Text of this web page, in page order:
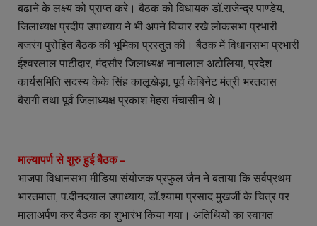
बढाने के लक्ष्य को प्राप्त करे। बैठक को विधायक डॉ.राजेन्द्र पाण्डेय,
जिलाध्यक्ष प्रदीप उपाध्याय ने भी अपने विचार रखे लोकसभा प्रभारी
बजरंग पुरोहित बैठक की भूमिका प्रस्तुत की। बैठक में विधानसभा प्रभारी
ईश्वरलाल पाटीदार, मंदसौर जिलाध्यक्ष नानालाल अटोलिया, प्रदेश
कार्यसमिति सदस्य केके सिंह कालूखेड़ा, पूर्व केबिनेट मंत्री भरतदास
बैरागी तथा पूर्व जिलाध्यक्ष प्रकाश मेहरा मंचासीन थे।
माल्यापर्ण से शुरु हुई बैठक –
भाजपा विधानसभा मीडिया संयोजक प्रफुल जैन ने बताया कि सर्वप्रथम
भारतमाता, प.दीनदयाल उपाध्याय, डॉ.श्यामा प्रसाद मुखर्जी के चित्र पर
मालाअर्पण कर बैठक का शुभारंभ किया गया। अतिथियों का स्वागत